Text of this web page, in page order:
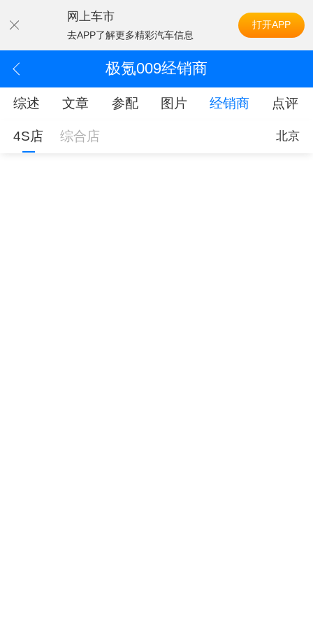
网上车市
去APP了解更多精彩汽车信息
打开APP
极氪009经销商
综述 文章 参配 图片 经销商 点评
4S店 综合店 北京